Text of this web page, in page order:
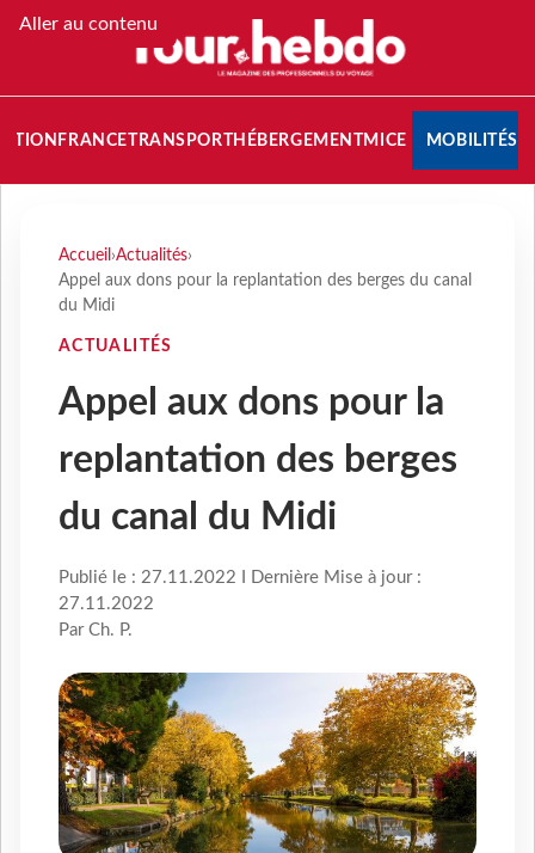
Aller au contenu
FRANCETRANSPORT HÉBERGEMENTMICE MOBILITÉS
Accueil ›Actualités›
Appel aux dons pour la replantation des berges du canal
du Midi
ACTUALITÉS
Appel aux dons pour la
replantation des berges
du canal du Midi
Publié le : 27.11.2022 I Dernière Mise à jour :
27.11.2022
Par Ch. P.